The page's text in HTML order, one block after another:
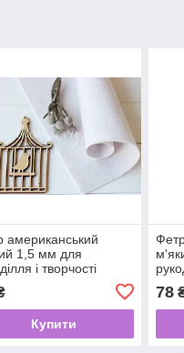
американський
1,5 мм для
і творчості
1105 Opal (Опал)
Купити
78